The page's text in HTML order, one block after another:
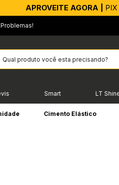
APROVEITE AGORA |
Smart LT
Cimento Elástico